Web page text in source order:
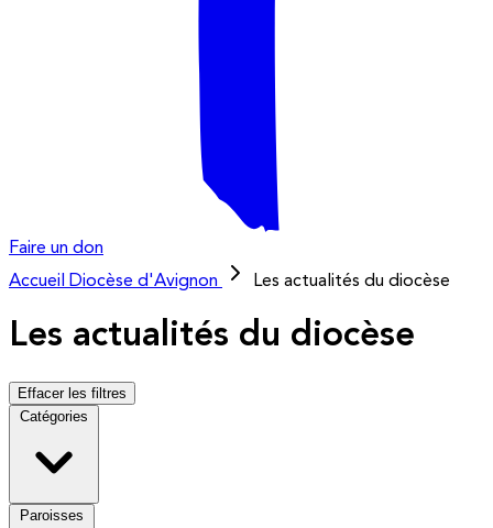
Faire un don
Accueil
Diocèse d'Avignon Les actualités du diocèse
Les actualités du diocèse
Effacer les filtres
Catégories
Paroisses